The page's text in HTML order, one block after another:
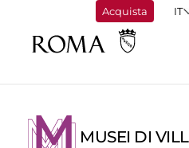
Acquista
MUSEI DI